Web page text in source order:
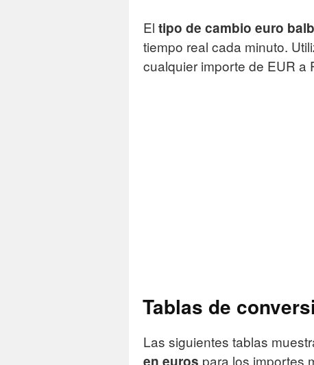
El tipo de cambio euro
tiempo real cada minuto.
cualquier importe de EUR a
Tablas de
Las siguientes tablas
en euros para los importes